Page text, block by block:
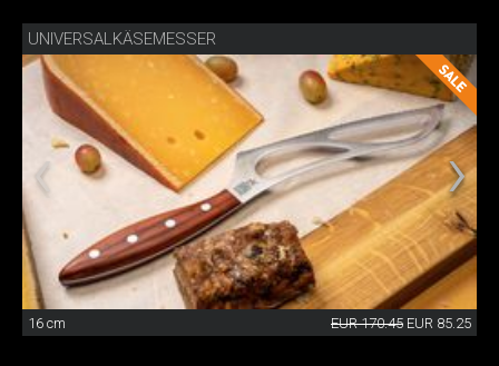
UNIVERSALKÄSEMESSER
16 cm EUR 170.45 EUR 85.25